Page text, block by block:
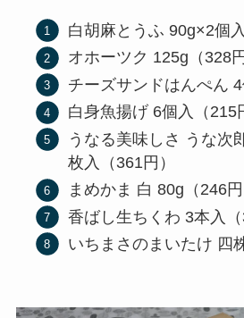
白胡麻とうふ 90g×2個
オホーツク 125g（328円
チーズサンドはんぺん 4
白身魚揚げ 6個入（215
うなる美味しさ うな次
枚入（361円）
まめかま 白 80g（246円
香ばし生ちくわ 3本入（
いちまさのまいたけ 四